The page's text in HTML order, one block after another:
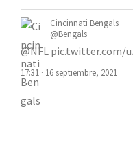
Cincinnati Bengals
@Bengals
@NFL pic.twitter.com/
17:31 · 16 septiembre, 2021